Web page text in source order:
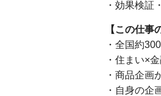
・効果検証
【この仕事
・全国約
・住まい×
・商品企画
・自身の企